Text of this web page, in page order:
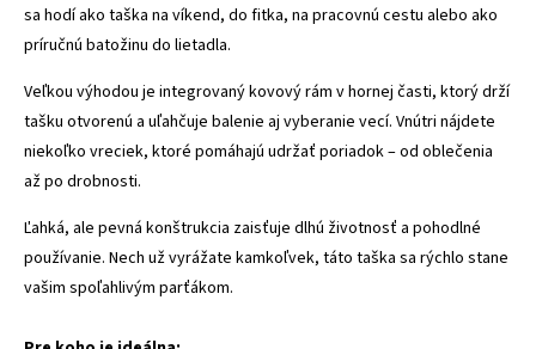
sa hodí ako taška na víkend, do fitka, na pracovnú cestu alebo ako
príručnú batožinu do lietadla.
Veľkou výhodou je integrovaný kovový rám v hornej časti, ktorý drží
tašku otvorenú a uľahčuje balenie aj vyberanie vecí. Vnútri nájdete
niekoľko vreciek, ktoré pomáhajú udržať poriadok – od oblečenia
až po drobnosti.
Ľahká, ale pevná konštrukcia zaisťuje dlhú životnosť a pohodlné
používanie. Nech už vyrážate kamkoľvek, táto taška sa rýchlo stane
vašim spoľahlivým parťákom.